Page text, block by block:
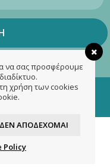
by
να σας προσφέρουμε
χρήση των cookies
ΔΕΝ ΑΠΟΔΈΧΟΜΑΙ
Policy